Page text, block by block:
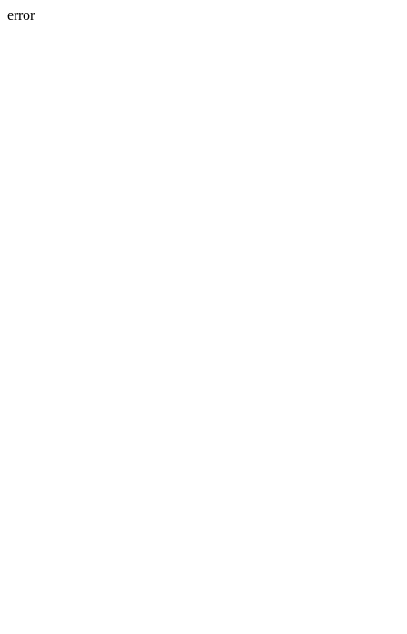
error